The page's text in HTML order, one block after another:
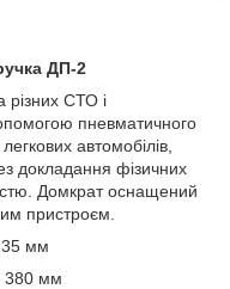
ДП-2
різних СТО і
пневматичного
автомобілів,
докладання фізичних
Домкрат оснащений
пристроєм.
мм
380 мм